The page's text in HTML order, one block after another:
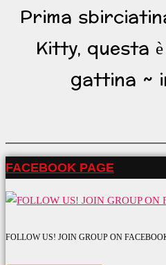
Prima
Kitty, questa
gattina ~
FACEBOOK PAGE
FOLLOW US! JOIN GROUP ON